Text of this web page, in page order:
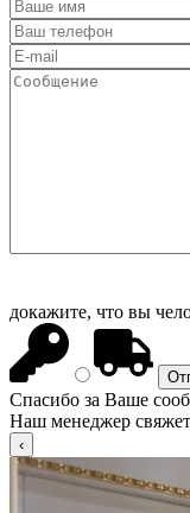
докажите, что вы
Спасибо за Ваше
Наш менеджер